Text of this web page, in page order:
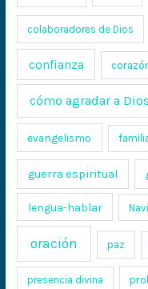
colaboradores de Dios
confianza
cómo agradar a Dios
evangelismo
guerra espiritual
lengua-hablar
oración paz
presencia divina